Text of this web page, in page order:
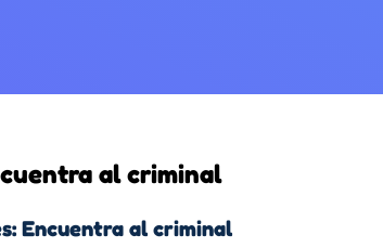
al criminal
Encuentra al criminal